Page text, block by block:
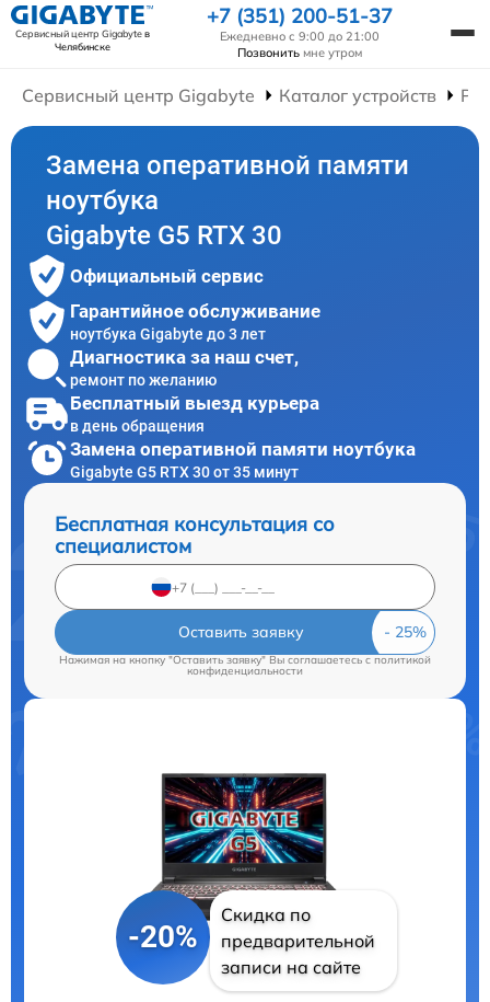
Сервисный центр Gigabyteв
Челябинске
+7 (351) 200-51-37
Ежедневно с 9:00 до 21:00
Позвонить мне утром
Сервисный центр Gigabyte Каталог устройств
Замена оперативной памяти
ноутбука
Gigabyte G5 RTX 30
Официальный сервис
Гарантийное обслуживание
ноутбука Gigabyte до 3 лет
Диагностика за наш счет,
ремонт по желанию
Бесплатный выезд курьера
в день обращения
Замена оперативной памяти ноутбука
Gigabyte G5 RTX 30 от 35 минут
Бесплатная консультация со
специалистом
Оставить заявку
Нажимая на кнопку "Оставить заявку" Вы соглашаетесь cполитикой
конфиденциальности
-20%
Скидка по
предварительной
записи на сайте